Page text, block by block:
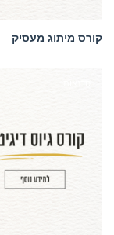
קורס מיתוג מעסיק